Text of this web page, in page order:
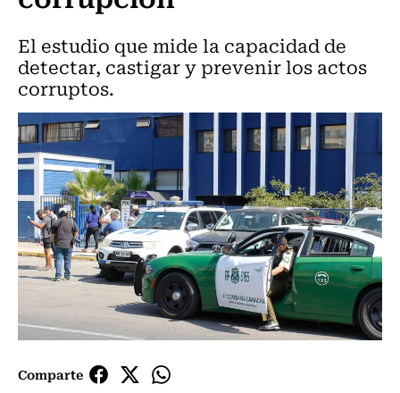
El estudio que mide la capacidad de
detectar, castigar y prevenir los actos
corruptos.
Comparte